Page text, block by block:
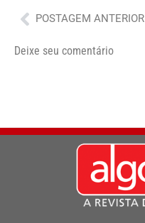
Anterior
POSTAGEM ANTERIOR
Deixe seu comentário